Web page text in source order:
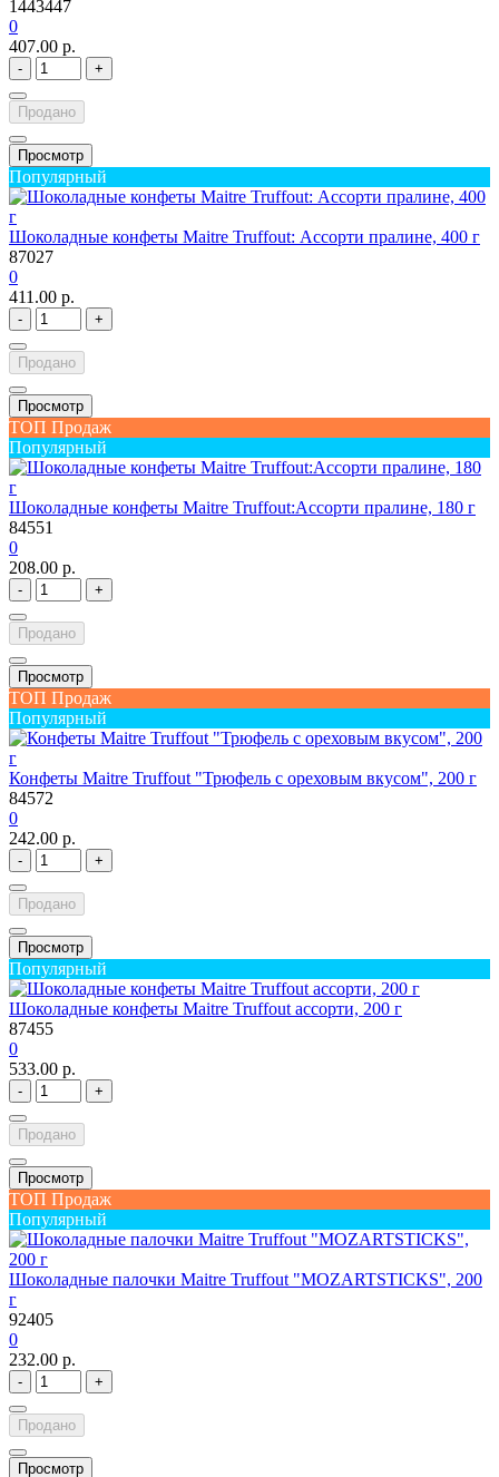
1443447
0
407.00 р.
- +
Продано
Просмотр
Популярный
Шоколадные конфеты Maitre Truffout: Ассорти пралине, 400 г
87027
0
411.00 р.
- +
Продано
Просмотр
ТОП Продаж
Популярный
Шоколадные конфеты Maitre Truffout:Ассорти пралине, 180 г
84551
0
208.00 р.
- +
Продано
Просмотр
ТОП Продаж
Популярный
Конфеты Maitre Truffout "Трюфель с ореховым вкусом", 200 г
84572
0
242.00 р.
- +
Продано
Просмотр
Популярный
Шоколадные конфеты Maitre Truffout ассорти, 200 г
87455
0
533.00 р.
- +
Продано
Просмотр
ТОП Продаж
Популярный
Шоколадные палочки Maitre Truffout "MOZARTSTICKS", 200
г
92405
0
232.00 р.
- +
Продано
Просмотр